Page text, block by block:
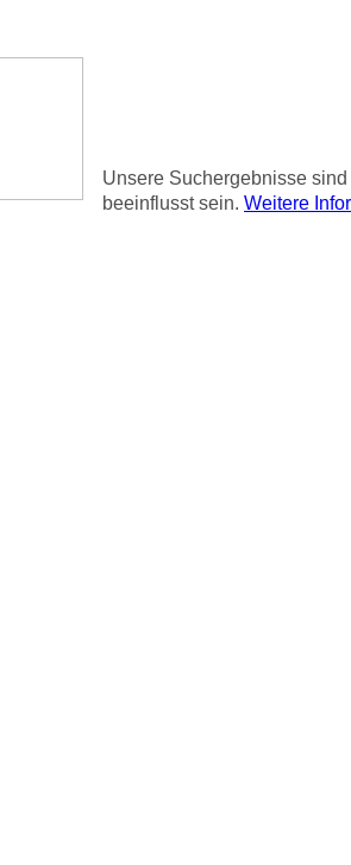
Unsere Suchergebnisse
beeinflusst sein. Weitere